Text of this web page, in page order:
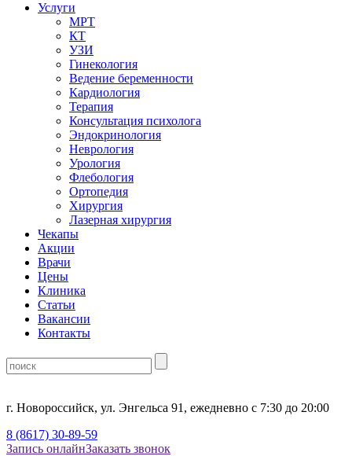
Услуги
МРТ
КТ
УЗИ
Гинекология
Ведение беременности
Кардиология
Терапия
Консультация психолога
Эндокринология
Неврология
Урология
Флебология
Ортопедия
Хирургия
Лазерная хирургия
Чекапы
Акции
Врачи
Цены
Клиника
Статьи
Вакансии
Контакты
г. Новороссийск, ул. Энгельса 91, ежедневно с 7:30 до 20:00
8 (8617) 30-89-59
Запись онлайнЗаказать звонок